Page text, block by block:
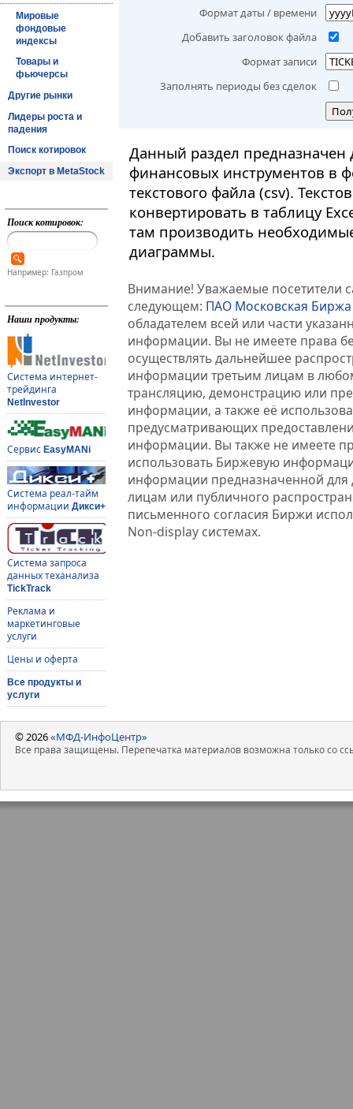
Мировые
фондовые
индексы
Товары и
фьючерсы
Другие рынки
Лидеры роста и
падения
Поиск котировок
Экспорт в MetaStock
Поиск котировок:
Например: Газпром
Наши продукты:
Система интернет-
трейдинга
NetInvestor
Сервис EasyMANi
Система реал-тайм
информации Дикси+
Система запроса
данных теханализа
TickTrack
Реклама и
маркетинговые
услуги
Цены и оферта
Все продукты и
услуги
Формат даты / времени
Добавить заголовок файла
Формат записи
Заполнять периоды без сделок
Данный раздел
финансовых инструментов в
текстового файла (csv).
конвертировать в таблицу
там производить
диаграммы.
Внимание! Уважаемые посетители
следующем: ПАО Московская Биржа
обладателем всей или части
информации. Вы не имеете права
осуществлять дальнейшее
информации третьим лицам в
трансляцию, демонстрацию или
информации, а также её
предусматривающих
информации. Вы также не имеете
использовать Биржевую
информации предназначенной для
лицам или публичного
письменного согласия Биржи
Non-display системах.
© 2026«МФД-ИнфоЦентр»
Все права защищены. Перепечатка материалов возможна только со